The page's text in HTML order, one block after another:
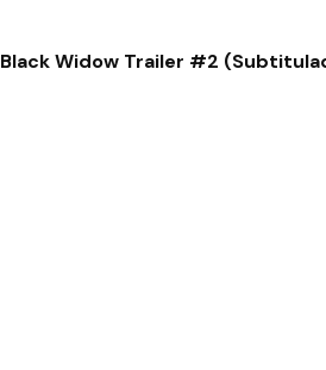
Black Widow Trailer #2